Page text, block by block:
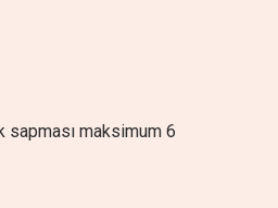
sapması maksimum 6